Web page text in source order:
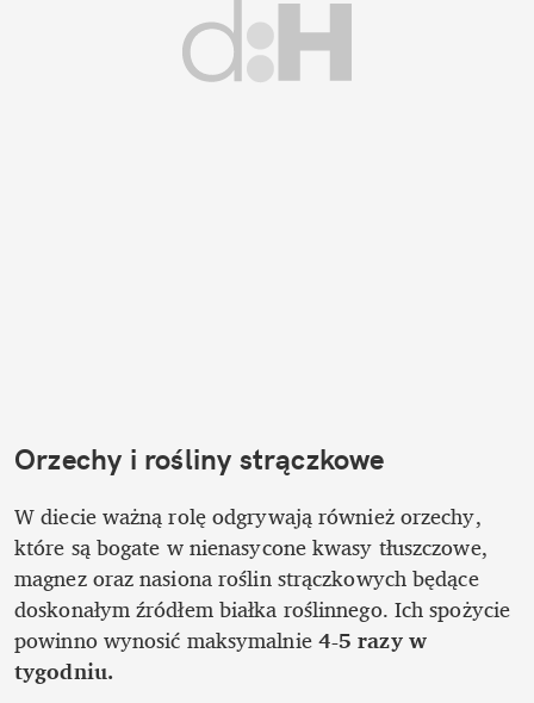
Orzechy i rośliny strączkowe
W diecie ważną rolę odgrywają również orzechy,
które są bogate w nienasycone kwasy tłuszczowe,
magnez oraz nasiona roślin strączkowych będące
doskonałym źródłem białka roślinnego. Ich spożycie
powinno wynosić maksymalnie 4-5 razy w
tygodniu.